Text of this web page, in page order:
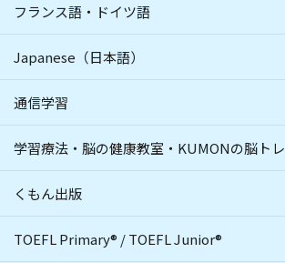
フランス語・ドイツ語
Japanese（日本語）
通信学習
学習療法・脳の健康教室・KUMONの脳トレ
くもん出版
TOEFL Primary® /TOEFL Junior®